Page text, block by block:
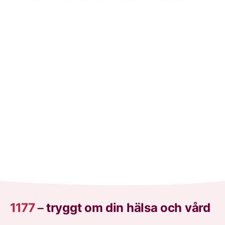
1177–tryggt om din hälsa och vård